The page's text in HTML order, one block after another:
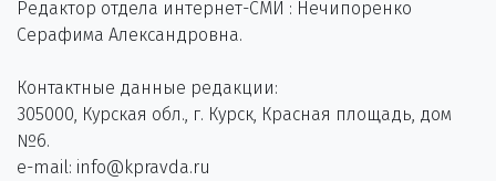
Редактор отдела интернет-СМИ : Нечипоренко
Серафима Александровна.
Контактные данные редакции:
305000, Курская обл., г. Курск, Красная площадь, дом
№6.
e-mail: info@kpravda.ru